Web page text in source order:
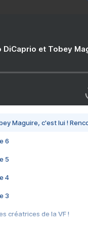
DiCaprio et Tobey
Maguire, c'est lui !
6
5
4
3
créatrices de la VF !